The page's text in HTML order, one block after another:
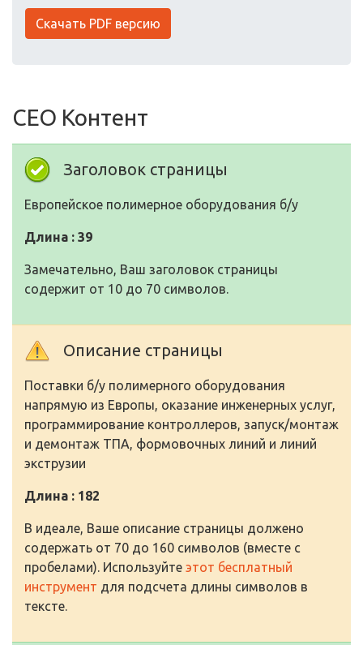
Скачать PDF версию
СЕО Контент
Заголовок страницы
Европейское полимерное оборудования б/у
Длина : 39
Замечательно, Ваш заголовок страницы
содержит от 10 до 70 символов.
Описание страницы
Поставки б/у полимерного оборудования
напрямую из Европы, оказание инженерных услуг,
программирование контроллеров, запуск/монтаж
и демонтаж ТПА, формовочных линий и линий
экструзии
Длина : 182
В идеале, Ваше описание страницы должено
содержать от 70 до 160 символов (вместе с
пробелами). Используйте этот бесплатный
инструмент для подсчета длины символов в
тексте.